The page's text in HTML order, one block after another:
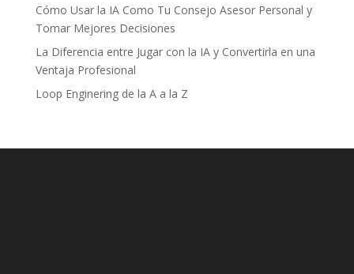
Cómo Usar la IA Como Tu Consejo Asesor Personal y
Tomar Mejores Decisiones
La Diferencia entre Jugar con la IA y Convertirla en una
Ventaja Profesional
Loop Enginering de la A a la Z